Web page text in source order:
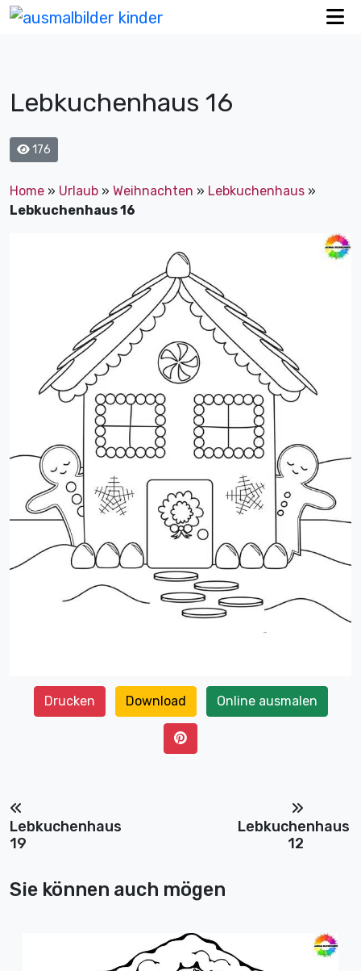
Lebkuchenhaus 16
176
Home » Urlaub » Weihnachten » Lebkuchenhaus »
Lebkuchenhaus 16
Drucken Download Online ausmalen
Lebkuchenhaus
19
Lebkuchenhaus
12
Sie können auch mögen